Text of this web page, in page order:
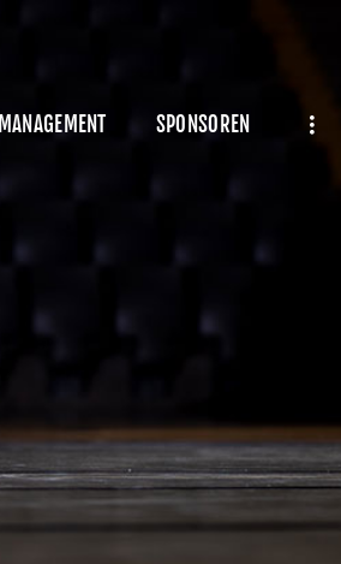
MANAGEMENT SPONSOREN